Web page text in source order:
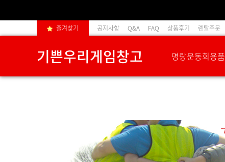
즐겨찾기 공지사항 Q&A FAQ 상품후기 렌탈주문
기쁜우리게임창고 명랑운동회용품